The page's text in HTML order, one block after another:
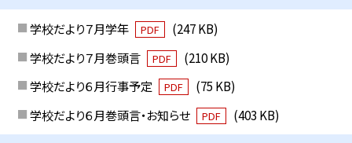
学校だより７月学年 PDF
(247 KB)
学校だより７月巻頭言
PDF
(210 KB)
学校だより６月行事予定
PDF
(75 KB)
学校だより６月巻頭言・お知らせ
PDF (403 KB)